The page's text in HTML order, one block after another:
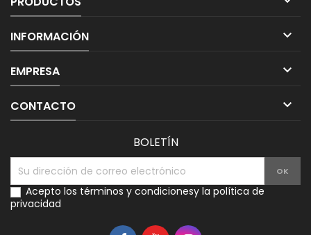
INFORMACIÓN 
EMPRESA 
CONTACTO 
BOLETÍN
Acepto los términos y condicionesy la política de
privacidad